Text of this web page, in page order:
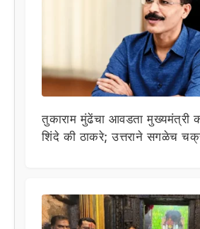
तुकाराम मुंढेंचा आवडता मुख्यमंत्री
शिंदे की ठाकरे; उत्तराने सगळेच